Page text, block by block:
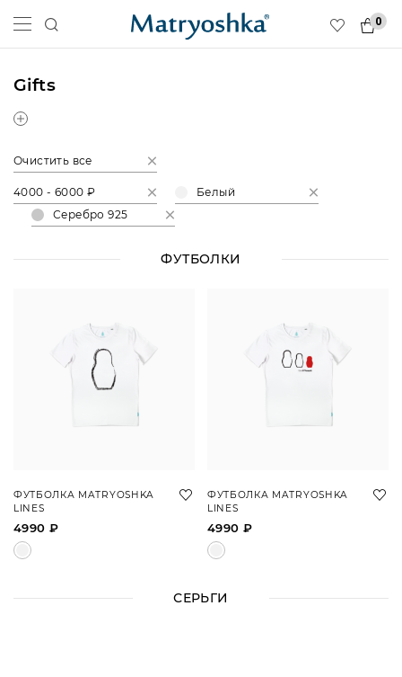
0
Gifts
Очистить все
4000 - 6000 ₽
Белый
Серебро 925
ФУТБОЛКИ
ФУТБОЛКА MATRYOSHKA
LINES
4990 ₽
ФУТБОЛКА MATRYOSHKA
LINES
4990 ₽
СЕРЬГИ